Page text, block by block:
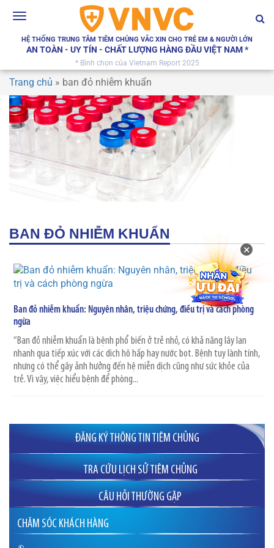
Toggle
HỆ THỐNG TRUNG TÂM TIÊM CHỦNG VẮC XIN CHO TRẺ EM & NGƯỜI LỚN
AN TOÀN - UY TÍN - CHẤT LƯỢNG HÀNG ĐẦU VIỆT NAM *
* Bình chọn của Vietnam Report 2025
Trang chủ » ban đỏ nhiễm khuẩn
BAN ĐỎ NHIỄM KHUẨN
Ban đỏ nhiễm khuẩn: Nguyên nhân, triệu chứng, điều trị và cách phòng
ngừa
“Ban đỏ nhiễm khuẩn là bệnh phổ biến ở trẻ nhỏ, có khả năng lây lan
nhanh qua tiếp xúc với các dịch hô hấp hay nước bọt. Bệnh tuy lành tính,
nhưng có thể gây ảnh hưởng đến hệ miễn dịch cũng như sức khỏe của
trẻ. Vì vậy, việc hiểu bệnh để phòng...
ĐĂNG KÝ THÔNG TIN TIÊM CHỦNG
TRA CỨU LỊCH SỬ TIÊM CHỦNG
CÂU HỎI THƯỜNG GẶP
Đăng ký tiêm phòng cho bà bầu ở đâu uy
tín?
CHĂM SÓC KHÁCH HÀNG
×